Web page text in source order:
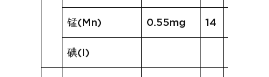
锰(Mn) 0.55mg 14
碘(I)